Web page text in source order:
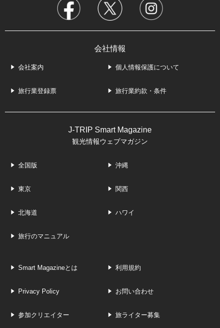
会社情報
会社案内 個人情報保護について
旅行業登録票 旅行業約款・条件
J-TRIP Smart Magazine
観光情報ウェブマガジン
全国版 沖縄
東京 関西
北海道 ハワイ
旅行のマニュアル
Smart Magazineとは 利用規約
Privacy Policy お問い合わせ
参加クリエイター 旅ライター募集